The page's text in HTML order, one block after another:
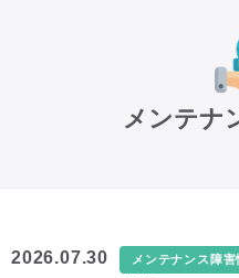
メンテナ
2026.07.30 メンテナンス障害